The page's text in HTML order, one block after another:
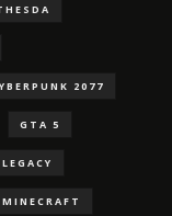
2077
GTA 5
MINECRAFT